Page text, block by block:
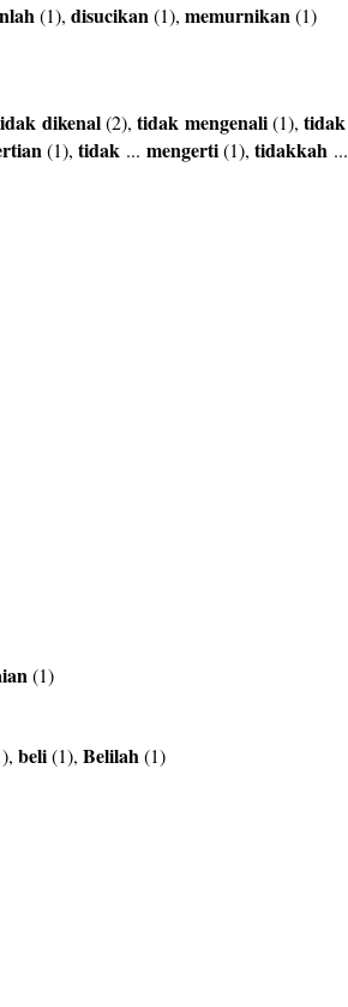
(1), disucikan(1), memurnikan(1)
dikenal(2), tidak mengenali(1), tidak
(1), tidak ... mengerti(1), tidakkah ...
(1)
beli(1), Belilah(1)